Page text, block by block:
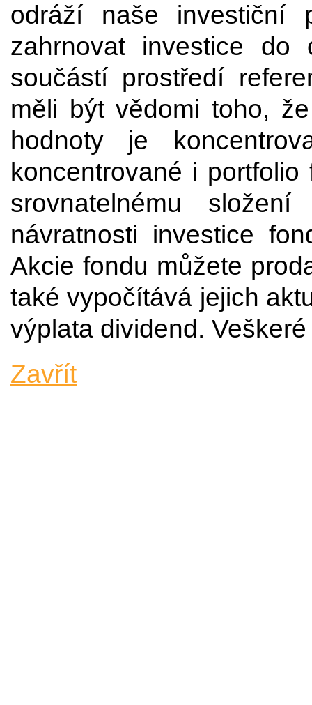
odráží naše investiční
zahrnovat investice do
součástí prostředí
měli být vědomi toho,
hodnoty je
koncentrované i
srovnatelnému
návratnosti investice
Akcie fondu můžete
také vypočítává jejich
výplata dividend.
Zavřít